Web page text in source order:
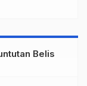
Belis